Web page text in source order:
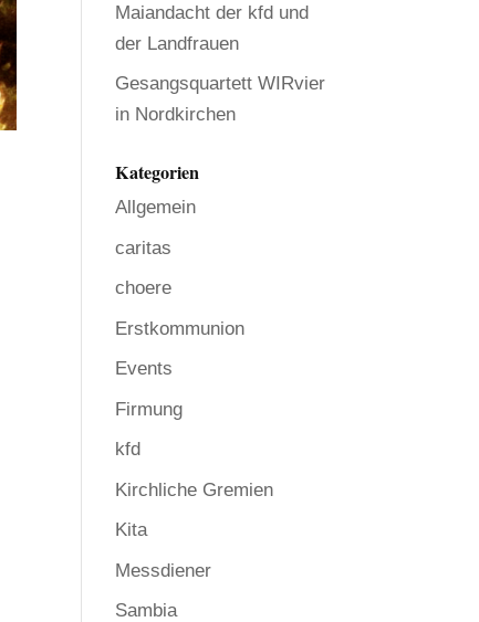
Maiandacht der kfd und
der Landfrauen
Gesangsquartett WIRvier
in Nordkirchen
Kategorien
Allgemein
caritas
choere
Erstkommunion
Events
Firmung
kfd
Kirchliche Gremien
Kita
Messdiener
Sambia